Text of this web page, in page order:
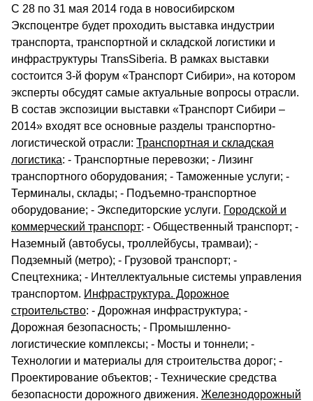
С 28 по 31 мая 2014 года в новосибирском
Экспоцентре будет проходить выставка индустрии
транспорта, транспортной и складской логистики и
инфраструктуры TransSiberia. В рамках выставки
состоится 3-й форум «Транспорт Сибири», на котором
эксперты обсудят самые актуальные вопросы отрасли.
В состав экспозиции выставки «Транспорт Сибири –
2014» входят все основные разделы транспортно-
логистической отрасли: Транспортная и складская
логистика: - Транспортные перевозки; - Лизинг
транспортного оборудования; - Таможенные услуги; -
Терминалы, склады; - Подъемно-транспортное
оборудование; - Экспедиторские услуги. Городской и
коммерческий транспорт: - Общественный транспорт; -
Наземный (автобусы, троллейбусы, трамваи); -
Подземный (метро); - Грузовой транспорт; -
Спецтехника; - Интеллектуальные системы управления
транспортом. Инфраструктура. Дорожное
строительство: - Дорожная инфраструктура; -
Дорожная безопасность; - Промышленно-
логистические комплексы; - Мосты и тоннели; -
Технологии и материалы для строительства дорог; -
Проектирование объектов; - Технические средства
безопасности дорожного движения. Железнодорожный